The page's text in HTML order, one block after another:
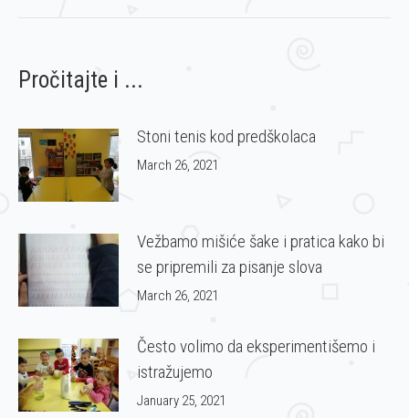
Pročitajte i ...
Stoni tenis kod predškolaca
March 26, 2021
Vežbamo mišiće šake i pratica kako bi
se pripremili za pisanje slova
March 26, 2021
Često volimo da eksperimentišemo i
istražujemo
January 25, 2021